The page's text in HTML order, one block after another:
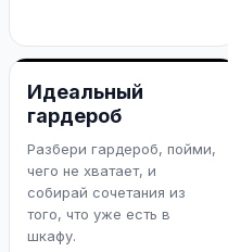
Идеальный
гардероб
Разбери гардероб, пойми,
чего не хватает, и
собирай сочетания из
того, что уже есть в
шкафу.